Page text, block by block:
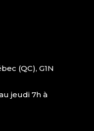
(QC), G1N
jeudi 7h à